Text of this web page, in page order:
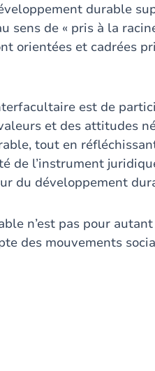
durable
sens de « pris à la
orientées et cadrées
est de
et des attitudes
tout en
de l’instrument
du développement
n’est pas pour
des mouvements